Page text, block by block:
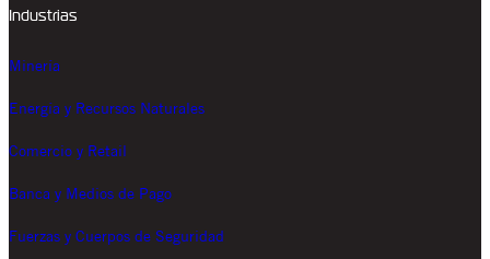
Industrias
Minería
Energía y Recursos Naturales
Comercio y Retail
Banca y Medios de Pago
Fuerzas y Cuerpos de Seguridad